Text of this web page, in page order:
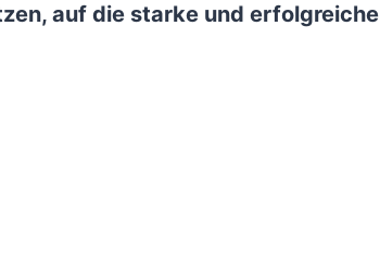
auf die starke und erfolgreiche